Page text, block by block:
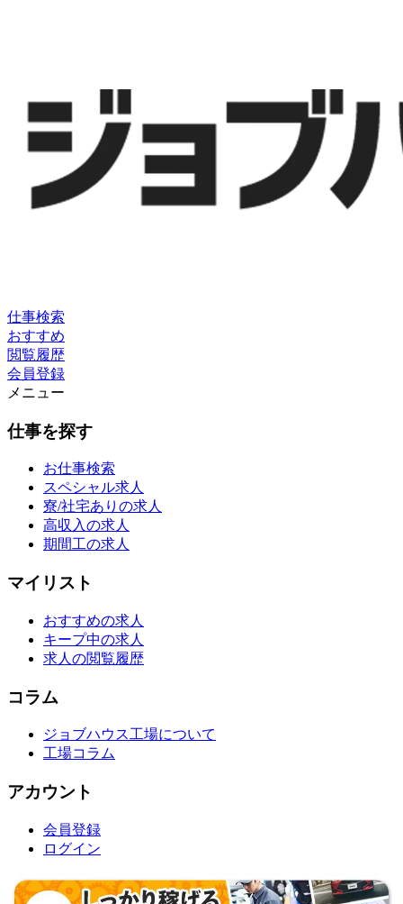
仕事検索
おすすめ
閲覧履歴
会員登録
メニュー
仕事を探す
お仕事検索
スペシャル求人
寮/社宅ありの求人
高収入の求人
期間工の求人
マイリスト
おすすめの求人
キープ中の求人
求人の閲覧履歴
コラム
ジョブハウス工場について
工場コラム
アカウント
会員登録
ログイン